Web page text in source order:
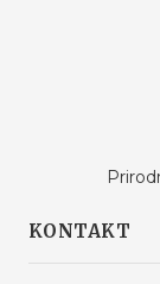
KONTAKT